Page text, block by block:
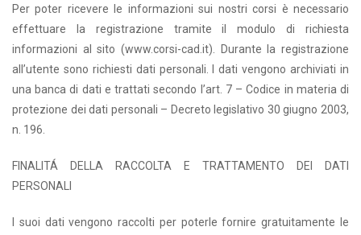
Per poter ricevere le informazioni sui nostri corsi è necessario
effettuare la registrazione tramite il modulo di richiesta
informazioni al sito (www.corsi-cad.it). Durante la registrazione
all’utente sono richiesti dati personali. I dati vengono archiviati in
una banca di dati e trattati secondo l’art. 7 – Codice in materia di
protezione dei dati personali – Decreto legislativo 30 giugno 2003,
n. 196.
FINALITÁ DELLA RACCOLTA E TRATTAMENTO DEI DATI
PERSONALI
I suoi dati vengono raccolti per poterle fornire gratuitamente le